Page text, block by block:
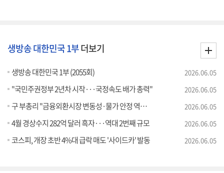
생방송 대한민국 1부더보기
생방송 대한민국 1부 (2055회) 2026.06.05
"국민주권정부 2년차 시작···국정속도 배가 총력" 2026.06.05
구 부총리 "금융외환시장 변동성·물가 안정 역량 집중" 2026.06.05
4월 경상수지 282억 달러 흑자···역대 2번째 규모 2026.06.05
코스피, 개장 초반 4%대 급락 매도 '사이드카' 발동 2026.06.05